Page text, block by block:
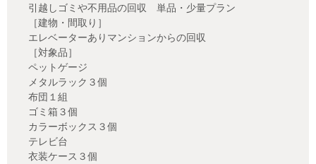
引越しゴミや不用品の回収 単品・少量プラン
［建物・間取り］
エレベーターありマンションからの回収
［対象品］
ペットゲージ
メタルラック３個
布団１組
ゴミ箱３個
カラーボックス３個
テレビ台
衣装ケース３個